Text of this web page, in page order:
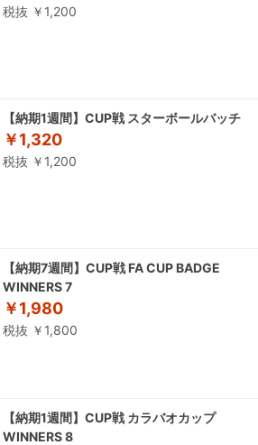
税抜 ￥1,200
【納期1週間】CUP戦 スターボールバッチ
￥1,320
税抜 ￥1,200
【納期7週間】CUP戦 FA CUP BADGE
WINNERS 7
￥1,980
税抜 ￥1,800
【納期1週間】CUP戦 カラバオカップ
WINNERS 8